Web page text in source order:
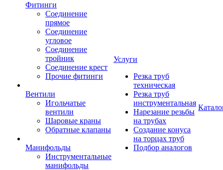
Фитинги
Соединение
прямое
Соединение
угловое
Соединение
тройник
Соединение крест
Прочие фитинги
Вентили
Игольчатые
вентили
Шаровые краны
Обратные клапаны
Манифольды
Инструментальные
манифольды
Услуги
Резка труб
техническая
Резка труб
инструментальная
Нарезание резьбы
на трубах
Создание конуса
на торцах труб
Подбор аналогов